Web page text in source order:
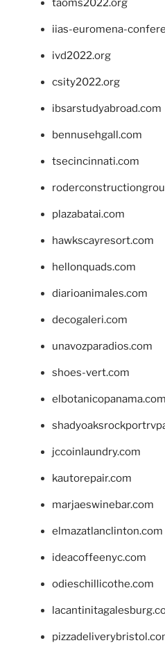
taoms2022.org
iias-euromena-
ivd2022.org
csity2022.org
ibsarstudyabroad.com
bennusehgall.com
tsecincinnati.com
plazabatai.com
hawkscayresort.com
hellonquads.com
diarioanimales.com
decogaleri.com
unavozparadios.com
shoes-vert.com
elbotanicopanama.com
jccoinlaundry.com
kautorepair.com
marjaeswinebar.com
elmazatlanclinton.com
ideacoffeenyc.com
odieschillicothe.com